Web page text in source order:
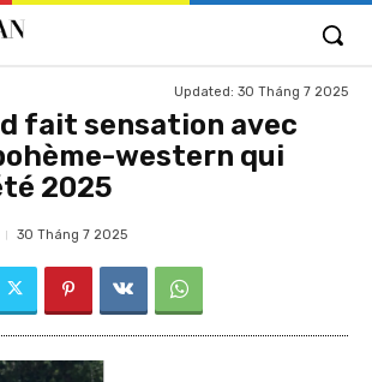
Updated: 30 Tháng 7 2025
fait sensation avec
western qui
2025
30 Tháng 7 2025